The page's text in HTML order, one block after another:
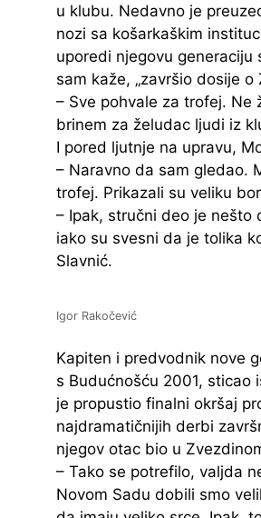
u klubu. Nedavno je
nozi sa košarkaškim
uporedi njegovu
sam kaže, „završio dosije o
– Sve pohvale za trofej. Ne
brinem za želudac ljudi iz
I pored ljutnje na upravu,
– Naravno da sam gledao.
trofej. Prikazali su veliku
– Ipak, stručni deo je nešto
iako su svesni da je tolika
Slavnić.
Igor Rakočević
Kapiten i predvodnik nove
s Budućnošću 2001, sticao
je propustio finalni okršaj
najdramatičnijih derbi
njegov otac bio u
– Tako se potrefilo, valjda
Novom Sadu dobili smo